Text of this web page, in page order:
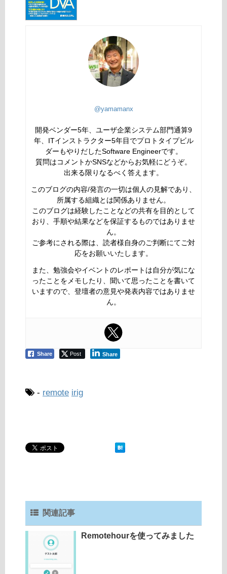
@yamamanx
開発ベンダー5年、ユーザ企業システム部門通算9
年、ITインストラクター5年目でプロトタイプビル
ダーもやりだしたSoftware Engineerです。
質問はコメントかSNSなどからお気軽にどうぞ。
出来る限りなるべく答えます。
このブログの内容/発言の一切は個人の見解であり、
所属する組織とは関係ありません。
このブログは経験したことなどの共有を目的として
おり、手順や結果などを保証するものではありませ
ん。
ご参考にされる際は、読者様自身のご判断にてご対
応をお願いいたします。
また、勉強会やイベントのレポートは自分が気にな
ったことをメモしたり、聞いて思ったことを書いて
いますので、登壇者の意見や発表内容ではありませ
ん。
Share Post Share
- remote irig
関連記事
Remotehourを使ってみました